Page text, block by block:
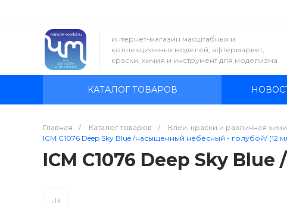
интернет-магазин масштабных и
коллекционных моделей, афтермаркет,
краски, химия и инструмент для моделизма
КАТАЛОГ ТОВАРОВ
Главная / Каталог товаров / Клеи, краски и различная
ICM C1076 Deep Sky Blue /насыщенный небесный - голубой/ (12
ICM C1076 Deep Sky